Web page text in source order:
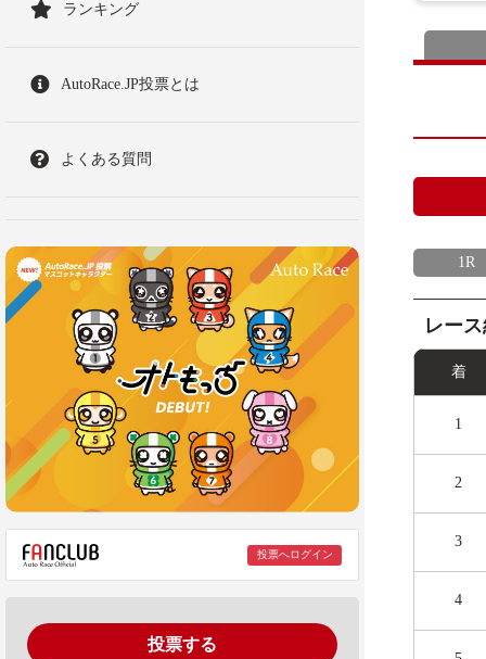
ランキング
AutoRace.JP投票とは
よくある質問
投票へログイン
投票する
1R
レー
着
1
2
3
4